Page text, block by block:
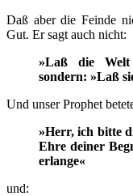
Daß aber die Feinde
Gut. Er sagt auch nicht:
»Laß die
sondern: »Laß
Und unser Prophet
»Herr, ich bitte
Ehre deiner
erlange«
und: